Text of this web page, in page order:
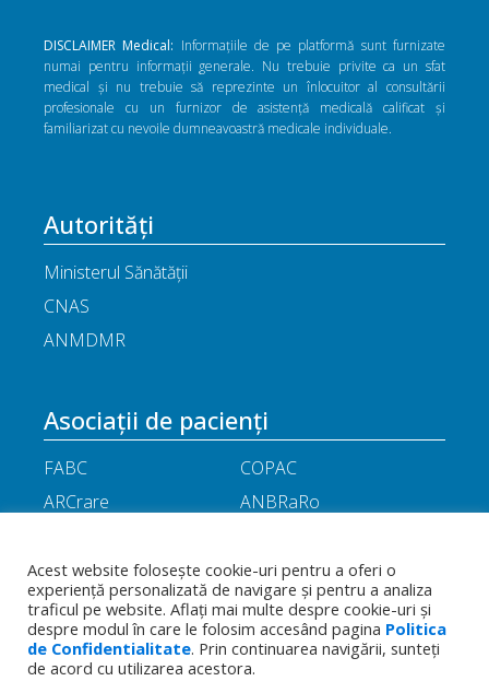
DISCLAIMER Medical: Informațiile de pe platformă sunt furnizate
numai pentru informații generale. Nu trebuie privite ca un sfat
medical și nu trebuie să reprezinte un înlocuitor al consultării
profesionale cu un furnizor de asistență medicală calificat și
familiarizat cu nevoile dumneavoastră medicale individuale.
Autorități
Ministerul Sănătății
CNAS
ANMDMR
Asociații de pacienți
FABC
COPAC
ARCrare
ANBRaRo
ANHR
ARIL
APOR
Little People
Termeni
și
Politica de
Toate drepturile rezervate - Asociația
Română a Producătorilor Internaționali de
Acest website folosește cookie-uri pentru a oferi o
experiență personalizată de navigare și pentru a analiza
traficul pe website. Aflați mai multe despre cookie-uri și
despre modul în care le folosim accesând pagina Politica
de Confidentialitate. Prin continuarea navigării, sunteți
de acord cu utilizarea acestora.